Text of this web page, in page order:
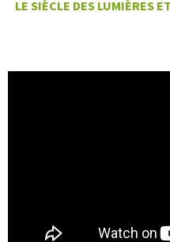
LE SIÈCLE DES LUMIÈRES